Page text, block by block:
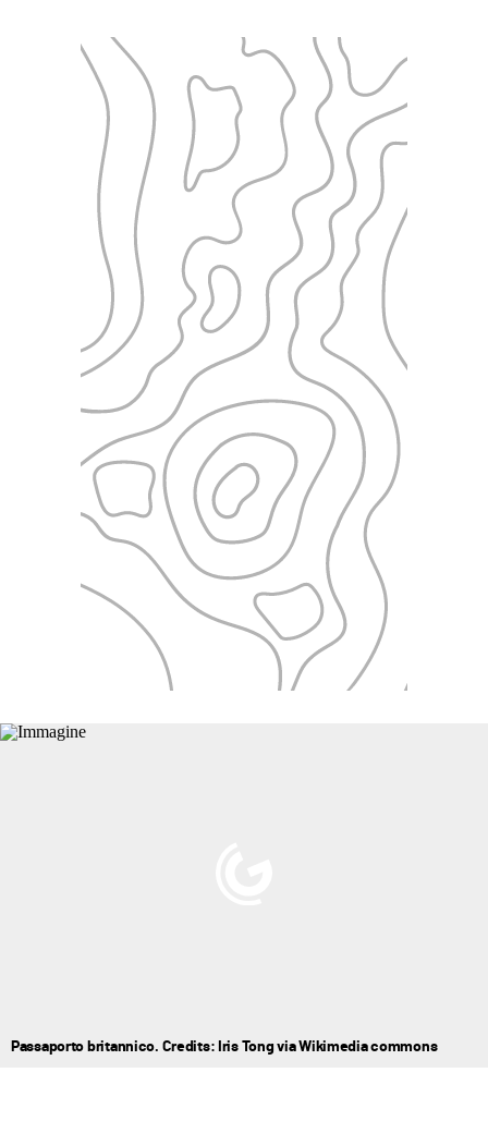
Passaporto britannico. Credits: Iris Tong via Wikimedia commons